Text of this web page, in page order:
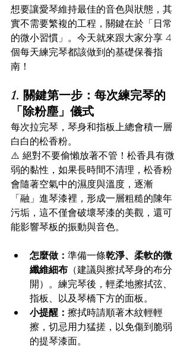
想要讓愛琴維持最佳的音色與狀態，其
實不需要繁複的工程，關鍵在於「日常
的微小習慣」。今天就來跟大家分享 4
個每天練完琴都該做到的基礎保養指
南！
1. 關鍵第一步：每次練完琴的
「除粉塵」儀式
每次拉完琴，琴身和指板上總會積一層
白白的松香粉。
⚠️ 絕對不要偷懶放著不管！松香具有微
弱的黏性，如果長時間不清理，松香粉
會隨著空氣中的濕度與溫度，逐漸
「融」進琴漆裡，形成一層粗糙的陳年
污垢，這不僅會破壞琴漆的美觀，還可
能影響琴板的振動與音色。
怎麼做： 準備一條乾淨、柔軟的微
纖維細布 （建議與擦拭琴身的布分
開）。練完琴後，輕柔地擦拭弦、
指板、以及琴橋下方的面板。
小提醒： 擦拭時請順著木紋輕輕
擦，切忌用力猛搓，以免傷到脆弱
的提琴漆面。